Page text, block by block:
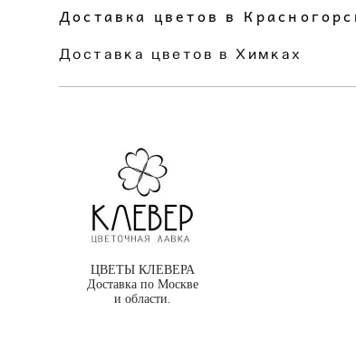
Доставка цветов в
Доставка цветов в Химках
ЦВЕТЫ КЛЕВЕРА
Доставка по Москве
и области.